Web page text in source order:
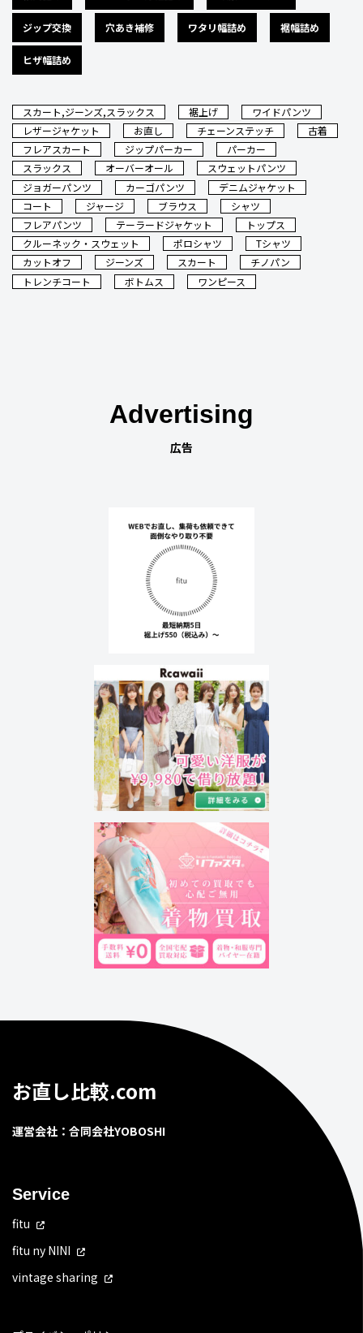
ジップ交換 穴あき補修 ワタリ幅詰め 裾幅詰め
ヒザ幅詰め
スカート,ジーンズ,スラックス 裾上げ
ワイドパンツ
レザージャケット
お直し チェーンステッチ
古着
フレアスカート
ジップパーカー
パーカー
スラックス
オーバーオール
スウェットパンツ
ジョガーパンツ
カーゴパンツ
デニムジャケット
コート
ジャージ ブラウス
シャツ
フレアパンツ
テーラードジャケット
トップス
クルーネック・スウェット
ポロシャツ
Tシャツ
カットオフ
ジーンズ スカート
チノパン
トレンチコート
ボトムス ワンピース
Advertising
広告
お直し比較.com
運営会社：合同会社YOBOSHI
Service
fitu
fitu ny NINI
vintage sharing